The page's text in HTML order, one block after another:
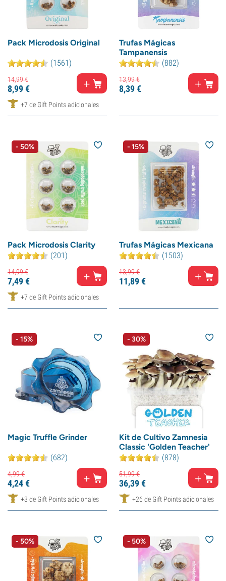
Pack Microdosis Original
(1561)
14,99€
8,99€
+7 de Gift Points adicionales
Trufas Mágicas
Tampanensis
(882)
13,99€
8,39€
- 50%
Pack Microdosis Clarity
(201)
14,99€
7,49€
+7 de Gift Points adicionales
- 15%
Trufas Mágicas Mexicana
(1503)
13,99€
11,89€
- 15%
Magic Truffle Grinder
(682)
4,99€
4,24€
+3 de Gift Points adicionales
- 30%
Kit de Cultivo Zamnesia
Classic 'Golden Teacher'
(878)
51,99€
36,39€
+26 de Gift Points adicionales
- 50% - 50%